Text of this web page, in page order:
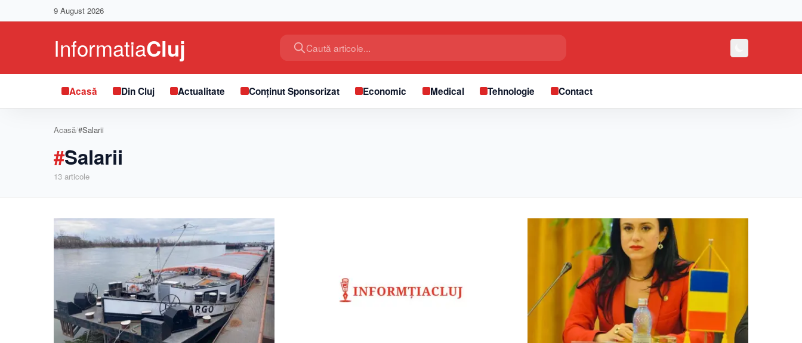
9 August 2026
Caută articole...
Acasă Din Cluj Actualitate Conținut Sponsorizat Economic Medical Tehnologie Contact
Acasă/#Salarii
#Salarii
13articole